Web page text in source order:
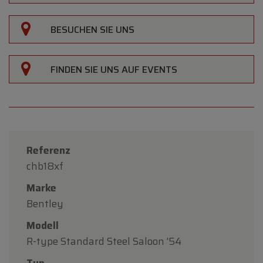
BESUCHEN SIE UNS
FINDEN SIE UNS AUF EVENTS
Referenz
chb18xf
Marke
Bentley
Modell
R-type Standard Steel Saloon '54